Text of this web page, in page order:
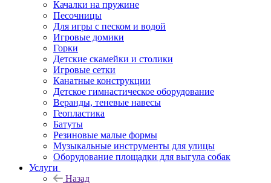
Качалки на пружине
Песочницы
Для игры с песком и водой
Игровые домики
Горки
Детские скамейки и столики
Игровые сетки
Канатные конструкции
Детское гимнастическое оборудование
Веранды, теневые навесы
Геопластика
Батуты
Резиновые малые формы
Музыкальные инструменты для улицы
Оборудование площадки для выгула собак
Услуги
Назад